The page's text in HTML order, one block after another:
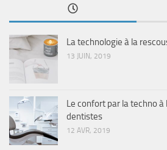
La technologie à la
13 JUIN, 2019
Le confort par la techno
dentistes
12 AVR, 2019